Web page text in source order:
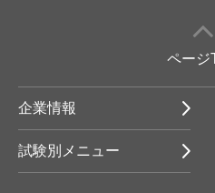
ページ
企業情報
試験別メニュー